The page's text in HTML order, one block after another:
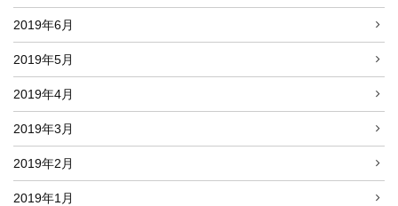
2019年6月
2019年5月
2019年4月
2019年3月
2019年2月
2019年1月